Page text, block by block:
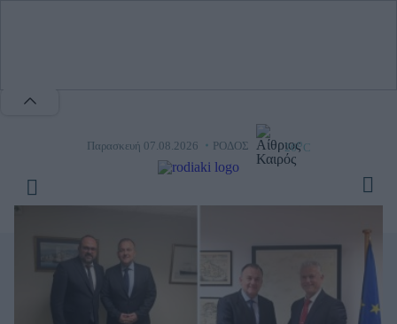
Παρασκευή 07.08.2026 ΡΟΔΟΣ 26oC